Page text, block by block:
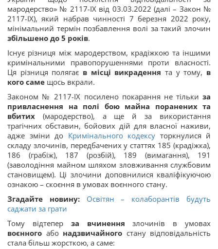
мародерство» № 2117-IX від 03.03.2022 (далі – Закон №
2117-IX), який набрав чинності 7 березня 2022 року,
мінімальний термін позбавлення волі за такий злочин
збільшено до 5 років.
Існує різниця між мародерством, крадіжкою та іншими
кримінальними правопорушеннями проти власності.
Ця різниця полягає в місці викрадення та у тому, в
кого саме щось вкрали.
Законом № 2117-IX посилено покарання не тільки за
привласнення на полі бою майна поранених та
вбитих (мародерство), а ще й за використання
трагічних обставин, бойових дій для власної наживи,
адже зміни до Кримінального кодексу торкнулися й
складу злочинів, передбачених у статтях 185 (крадіжка),
186 (грабіж), 187 (розбій), 189 (вимагання), 191
(заволодіння майном шляхом зловживання службовим
становищем). Ці злочини доповнилися кваліфікуючою
ознакою – скоєння в умовах воєнного стану.
Згадайте новину:
Освітян – колаборантів будуть
саджати за грати
Тому відтепер за вчинення злочинів в умовах
воєнного або надзвичайного стану відповідальність
стала більш жорсткою, а саме: